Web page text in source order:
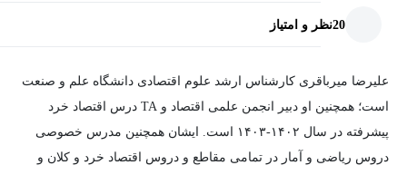
20نظر و امتیاز
علیرضا میرباقری کارشناس ارشد علوم اقتصادی دانشگاه علم و صنعت
است؛ همچنین او دبیر انجمن علمی اقتصاد و TA درس اقتصاد خرد
پیشرفته در سال ۱۴۰۲-۱۴۰۳ است. ایشان همچنین مدرس خصوصی
دروس ریاضی و آمار در تمامی مقاطع و دروس اقتصاد خرد و کلان و